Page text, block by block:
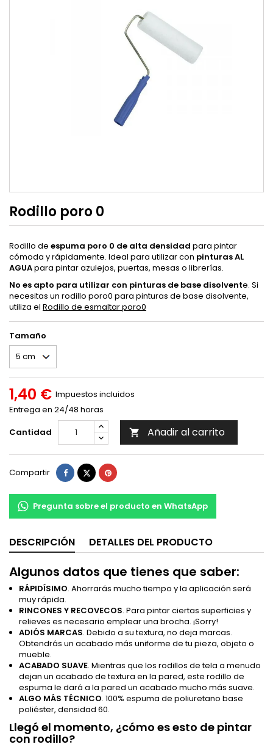
Rodillo poro 0
Rodillo de espuma poro 0 de alta densidad para pintar
cómoda y rápidamente. Ideal para utilizar con pinturas AL
AGUApara pintar azulejos, puertas, mesas o librerías.
No es apto para utilizar con pinturas de base disolvente. Si
necesitas un rodillo poro0 para pinturas de base disolvente,
utiliza el Rodillo de esmaltar poro0
Tamaño
1,40 € Impuestos incluidos
Entrega en 24/48 horas
Cantidad
 Añadir al carrito
Compartir Compartir
TuitearPinterest
Pregunta sobre el producto en WhatsApp
DESCRIPCIÓN DETALLES DEL PRODUCTO
Algunos datos que tienes que saber:
RÁPIDÍSIMO. Ahorrarás mucho tiempo y la aplicación será
muy rápida.
RINCONES Y RECOVECOS. Para pintar ciertas superficies y
relieves es necesario emplear una brocha. ¡Sorry!
ADIÓS MARCAS. Debido a su textura, no deja marcas.
Obtendrás un acabado más uniforme de tu pieza, objeto o
mueble.
ACABADO SUAVE. Mientras que los rodillos de tela a menudo
dejan un acabado de textura en la pared, este rodillo de
espuma le dará a la pared un acabado mucho más suave.
ALGO MÁS TÉCNICO. 100% espuma de poliuretano base
poliéster, densidad 60.
Llegó el momento, ¿cómo es esto de pintar
con rodillo?